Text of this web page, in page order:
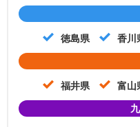
徳島県 香川
福井県 富山